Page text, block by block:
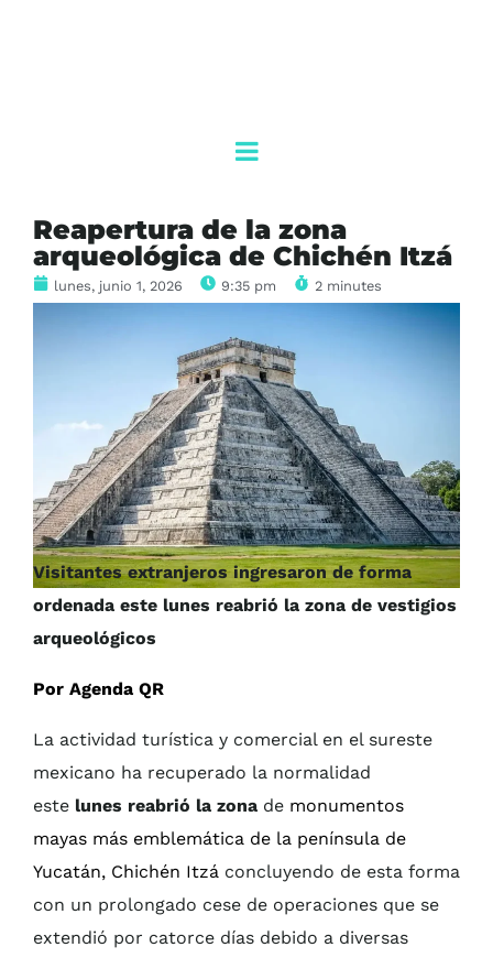
Reapertura de la zona
arqueológica de Chichén Itzá
lunes, junio 1, 2026 9:35 pm 2 minutes
Visitantes extranjeros ingresaron de forma
ordenada este lunes reabrió la zona de vestigios
arqueológicos
Por Agenda QR
La actividad turística y comercial en el sureste
mexicano ha recuperado la normalidad
este lunes reabrió la zona de monumentos
mayas más emblemática de la península de
Yucatán, Chichén Itzá concluyendo de esta forma
con un prolongado cese de operaciones que se
extendió por catorce días debido a diversas